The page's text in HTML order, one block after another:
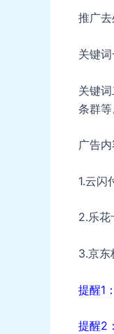
推广去
关键
关键
条群等
广告内
1.云闪
2.乐花
3.京东
提醒1
提醒2